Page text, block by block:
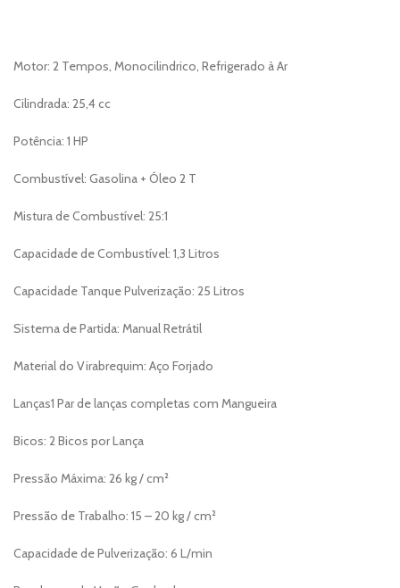
Motor: 2 Tempos, Monocilindrico, Refrigerado à Ar
Cilindrada: 25,4 cc
Potência: 1 HP
Combustível: Gasolina + Óleo 2 T
Mistura de Combustível: 25:1
Capacidade de Combustível: 1,3 Litros
Capacidade Tanque Pulverização: 25 Litros
Sistema de Partida: Manual Retrátil
Material do Virabrequim: Aço Forjado
Lanças1 Par de lanças completas com Mangueira
Bicos: 2 Bicos por Lança
Pressão Máxima: 26 kg / cm²
Pressão de Trabalho: 15 – 20 kg / cm²
Capacidade de Pulverização: 6 L/min